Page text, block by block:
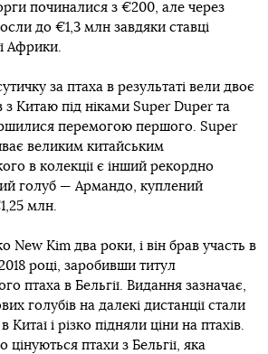
починалися з €200, але через
до €1,3 млн завдяки ставці
Африки.
за птаха в результаті вели двоє
з Китаю під ніками Super Duper та
перемогою першого. Super
великим китайським
в колекції є інший рекордно
голуб — Армандо, куплений
млн.
New Kim два роки, і він брав участь в
році, заробивши титул
птаха в Бельгії. Видання зазначає,
голубів на далекі дистанції стали
і різко підняли ціни на птахів.
птахи з Бельгії, яка